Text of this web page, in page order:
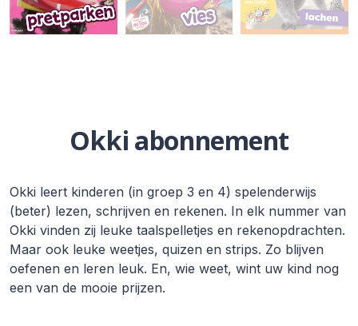
Okki abonnement
Okki leert kinderen (in groep 3 en 4) spelenderwijs
(beter) lezen, schrijven en rekenen. In elk nummer van
Okki vinden zij leuke taalspelletjes en rekenopdrachten.
Maar ook leuke weetjes, quizen en strips. Zo blijven
oefenen en leren leuk. En, wie weet, wint uw kind nog
een van de mooie prijzen.